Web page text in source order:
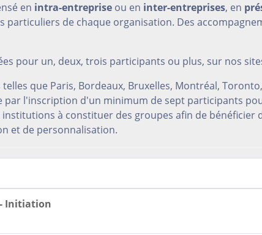
en intra-entreprise ou en inter-entreprises, en
particuliers de chaque organisation. Des
pour un, deux, trois participants ou plus, sur nos
que Paris, Bordeaux, Bruxelles, Montréal,
l'inscription d'un minimum de sept participants
à constituer des groupes afin de bénéficier
et de personnalisation.
Initiation